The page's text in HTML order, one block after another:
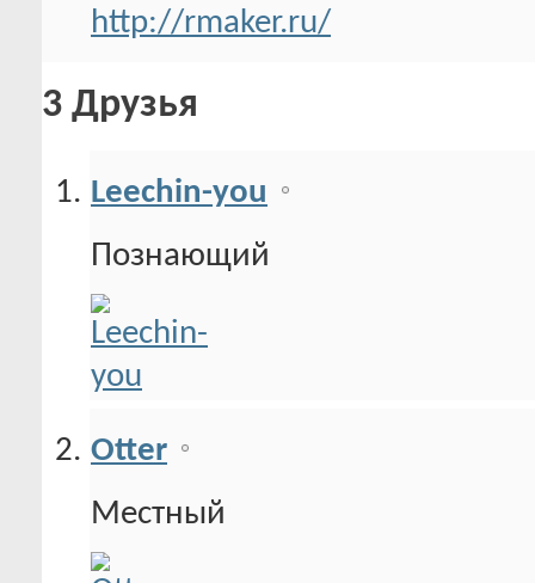
http://rmaker.ru/
3 Друзья
Leechin-you
Познающий
Otter
Местный